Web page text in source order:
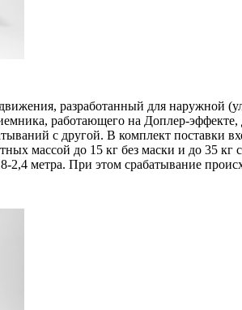
разработанный для наружной
работающего на Доплер-эффекте,
с другой. В комплект поставки
массой до 15 кг без маски и до 35
2,4 метра. При этом срабатывание